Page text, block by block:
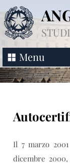
Menu
Il 7 marzo
dicembre